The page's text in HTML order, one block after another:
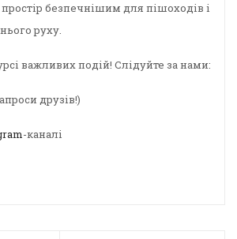
безпечнішим для пішоходів і
руху.
важливих подій! Слідуйте за нами:
друзів!)
-каналі